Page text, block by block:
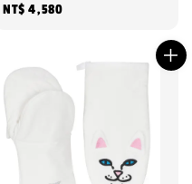
Regular
NT$ 4,580